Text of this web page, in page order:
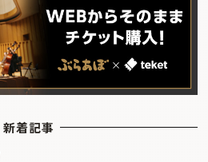
新着記事